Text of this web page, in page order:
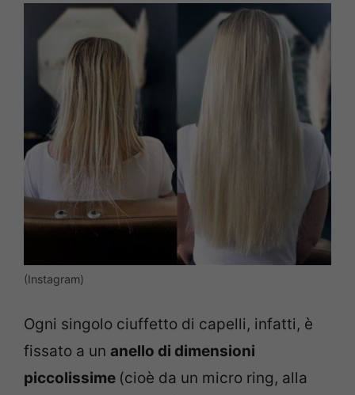
(Instagram)
Ogni singolo ciuffetto di capelli, infatti, è
fissato a un anello di dimensioni
piccolissime (cioè da un micro ring, alla